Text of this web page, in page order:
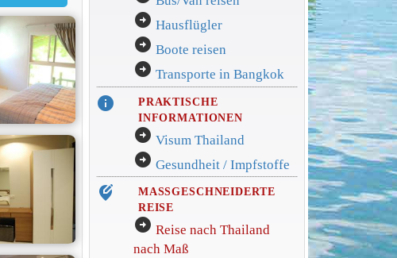
arrow_circle_right Hausflügler
arrow_circle_right Boote reisen
arrow_circle_right Transporte in Bangkok
info
PRAKTISCHE
INFORMATIONEN
arrow_circle_right Visum Thailand
arrow_circle_right Gesundheit / Impfstoffe
edit_location_alt
MASSGESCHNEIDERTE
REISE
arrow_circle_right Reise nach Thailand
nach Maß